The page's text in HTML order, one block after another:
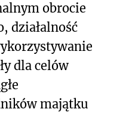
obrocie
działalność
dla celów
majątku